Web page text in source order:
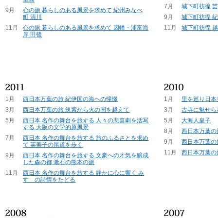
9月
心の旅 暮らしのある風景を求めて 紀州みなべ
町 清川
11月
心の旅 暮らしのある風景を求めて 因幡・浦富海
岸 田後
7月
城下町彷徨
9月
城下町彷徨
11月
城下町彷徨
1月
西日本万葉の旅 紀伊国の海ヘの憧憬
3月
西日本万葉の旅 筑紫から火の国を越えて
5月
西日本 名作の舞台を旅する 人々の悲喜劇を活写
する 大阪の文学的原風景
7月
西日本 名作の舞台を旅する 旅のふるさとを求め
て 芙美子の尾道を歩く
9月
西日本 名作の舞台を旅する 文豪への才気を醸成
した森の都 漱石の熊本の旅
11月
西日本 名作の舞台を旅する 静かに心に響く み
すゞの詩情をたどる
1月
里を巡り日
3月
古寺に魅せ
5月
大海人皇子
8月
西日本万葉
9月
西日本万葉
11月
西日本万葉